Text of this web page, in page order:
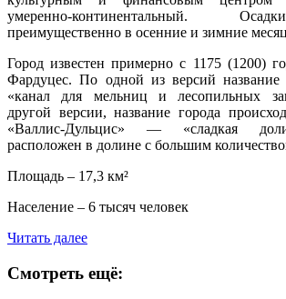
умеренно-континентальный.
преимущественно в осенние и зимние
Город известен примерно с 1175 (1200)
Фардуцес. По одной из версий название
«канал для мельниц и лесопильных
другой версии, название города
«Валлис-Дульцис» — «сладкая
расположен в долине с большим
Площадь – 17,3 км²
Население – 6 тысяч человек
Читать далее
Смотреть ещё: